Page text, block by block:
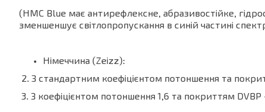
(HMC Blue має антирефлексне, абразивостійке,
зменшеншує світлопропускання в синій частині
Німеччина (Zeizz):
2. З стандартним коефіцієнтом потоншення та
3. З коефіцієнтом потоншення 1,6 та покриттям DVBP